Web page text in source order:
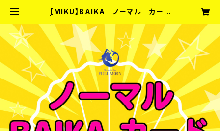
【MIKU】BAIKA ノーマル カード